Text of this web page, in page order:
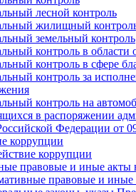
лесной контроль
жилищный
земельный контроль
контроль в области
контроль в сфере
контроль за
контроль на
в распоряжении
Федерации от
коррупции
коррупции
правовые и иные акты
правовые и иные